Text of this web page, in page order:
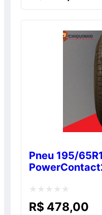
Pneu 195/
Avaliação
R$ 478,00